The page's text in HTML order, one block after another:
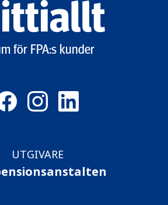
för FPA:s kunder
UTGIVARE